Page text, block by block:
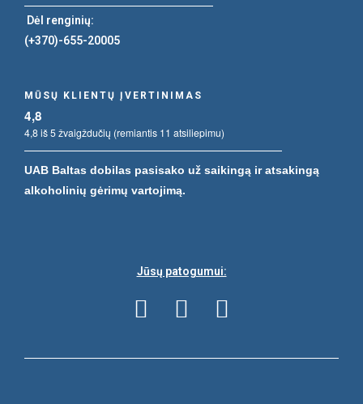
Dėl renginių:
(+370)-655-20005
MŪSŲ KLIENTŲ ĮVERTINIMAS
4,8
4,8 iš 5 žvaigždučių (remiantis 11 atsiliepimu)
UAB Baltas dobilas pasisako už saikingą ir atsakingą
alkoholinių gėrimų vartojimą.
Jūsų patogumui: